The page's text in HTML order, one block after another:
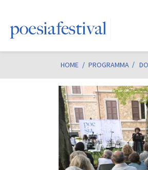
HOME / PROGRAMMA